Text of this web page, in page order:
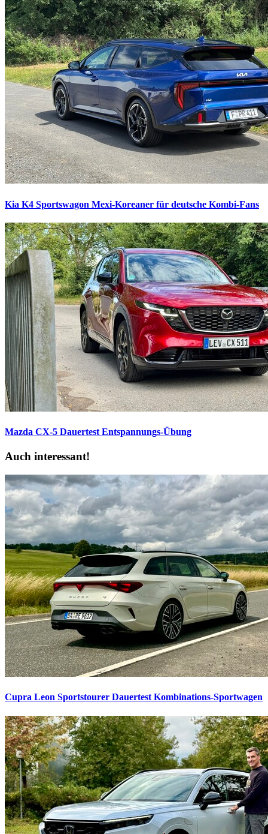
Kia K4 Sportswagon Mexi-Koreaner für deutsche Kombi-Fans
Mazda CX-5 Dauertest Entspannungs-Übung
Auch interessant!
Cupra Leon Sportstourer Dauertest Kombinations-Sportwagen